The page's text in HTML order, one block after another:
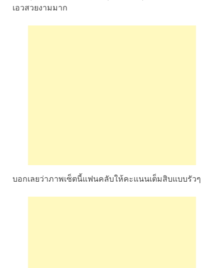
เอวสวยงามมาก
บอกเลยว่าภาพเซ็ตนี้แฟนคลับให้คะแนนเต็มสิบแบบรัวๆ